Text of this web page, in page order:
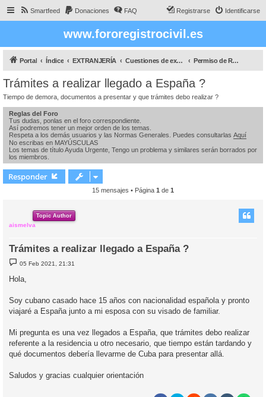
Smartfeed Donaciones FAQ Identificarse
Registrarse
www.fororegistrocivil.es
Portal Índice EXTRANJERÍA Cuestiones de extranjeria Permiso de Residencia y para poder Trabajar
Trámites a realizar llegado a España ?
Tiempo de demora, documentos a presentar y que trámites debo realizar ?
Reglas del Foro
Tus dudas, ponlas en el foro correspondiente.
Así podremos tener un mejor orden de los temas.
Respeta a los demás usuarios y las Normas Generales. Puedes consultarlas Aquí
No escribas en MAYÚSCULAS
Los temas de título Ayuda Urgente, Tengo un problema y similares serán borrados por
los miembros.
Responder
15 mensajes • Página 1 de 1
Topic Author
aismelva
Trámites a realizar llegado a España ?
M
e
n
s
e
05 Feb 2021, 21:31
Hola,
Soy cubano casado hace 15 años con nacionalidad española y pronto
viajaré a España junto a mi esposa con su visado de familiar.
Mi pregunta es una vez llegados a España, que trámites debo realizar
referente a la residencia u otro necesario, que tiempo están tardando y
qué documentos debería llevarme de Cuba para presentar allá.
Saludos y gracias cualquier orientación